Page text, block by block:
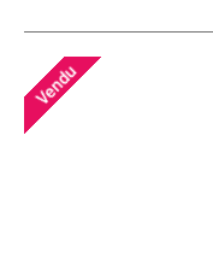
Vendu